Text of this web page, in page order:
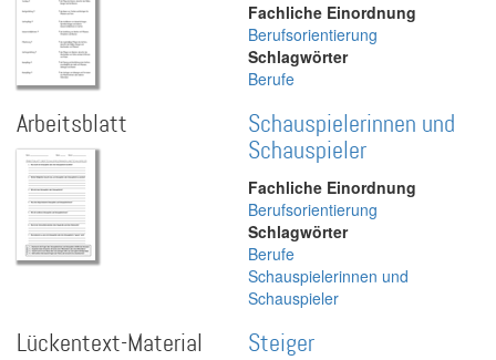
Fachliche Einordnung
Berufsorientierung
Schlagwörter
Berufe
Arbeitsblatt
Schauspielerinnen und
Schauspieler
Fachliche Einordnung
Berufsorientierung
Schlagwörter
Berufe
Schauspielerinnen und
Schauspieler
Lückentext-Material Steiger